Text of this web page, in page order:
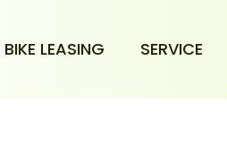
BIKE LEASING SERVICE